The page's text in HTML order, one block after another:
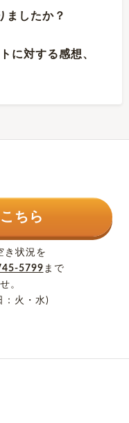
ましたか？
に対する感想、
ちら
き状況を
5799 まで
。
火・水)